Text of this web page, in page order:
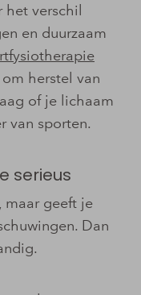
verschil
en duurzaam
herstel van
of je lichaam
van sporten.
serieus
maar geeft je
Dan